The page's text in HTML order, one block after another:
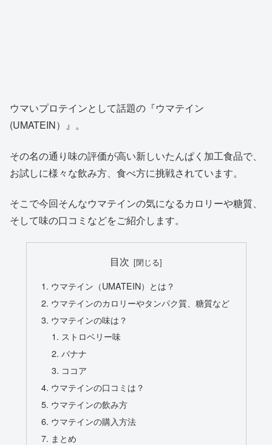
ウマいプロテインとして話題の『ウマテイン
(UMATEIN）』。
その名の通り味の評価が高い新しいたんぱく加工食品で、
お試しに様々な飲み方、食べ方に挑戦されています。
そこで今回そんなウマテインの気になるカロリーや糖質、
そして味の口コミなどをご紹介します。
目次
ウマテイン（UMATEIN）とは？
ウマテインのカロリーやタンパク質、糖質など
ウマテインの味は？
ストロベリー味
バナナ
ココア
ウマテインの口コミは？
ウマテインの飲み方
ウマテインの購入方法
まとめ